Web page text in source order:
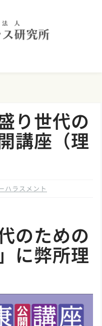
り世代の
講座（理
ハラスメント
のための
に弊所理